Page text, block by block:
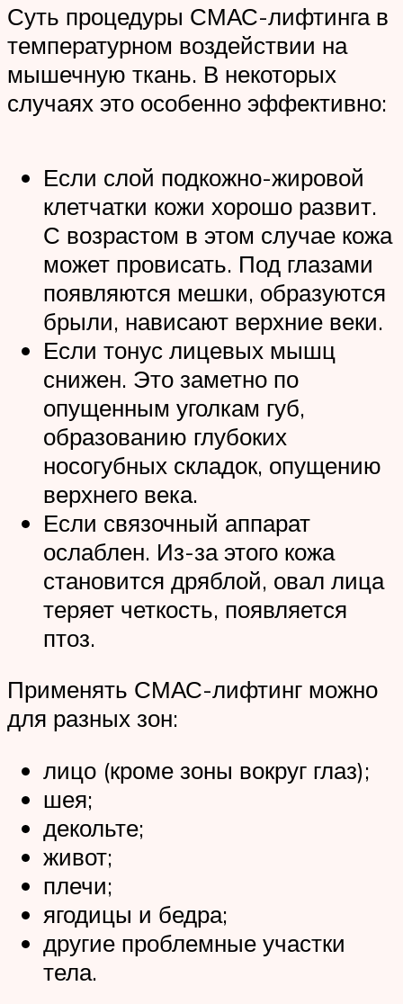
Суть процедуры СМАС-лифтинга в
температурном воздействии на
мышечную ткань. В некоторых
случаях это особенно эффективно:
Если слой подкожно-жировой
клетчатки кожи хорошо развит.
С возрастом в этом случае кожа
может провисать. Под глазами
появляются мешки, образуются
брыли, нависают верхние веки.
Если тонус лицевых мышц
снижен. Это заметно по
опущенным уголкам губ,
образованию глубоких
носогубных складок, опущению
верхнего века.
Если связочный аппарат
ослаблен. Из-за этого кожа
становится дряблой, овал лица
теряет четкость, появляется
птоз.
Применять СМАС-лифтинг можно
для разных зон:
лицо (кроме зоны вокруг глаз);
шея;
декольте;
живот;
плечи;
ягодицы и бедра;
другие проблемные участки
тела.